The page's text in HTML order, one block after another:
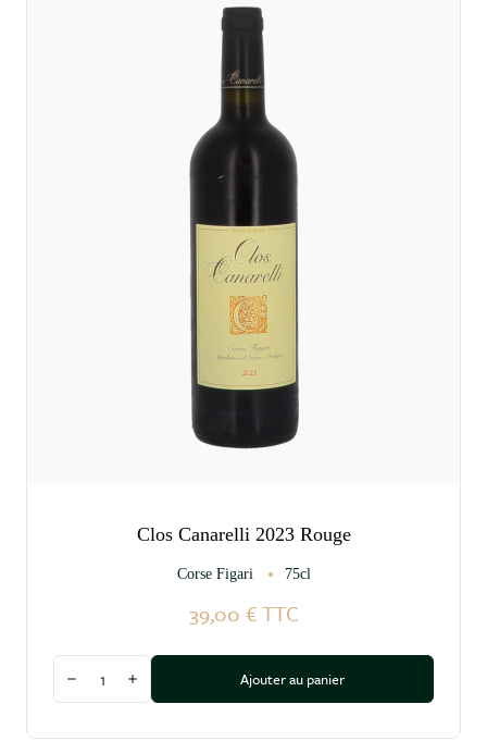
Clos Canarelli 2023 Rouge
Corse Figari 75cl
39,00 € TTC
Diminuer la quantité
Augmenter la quantitéAjouter au panier